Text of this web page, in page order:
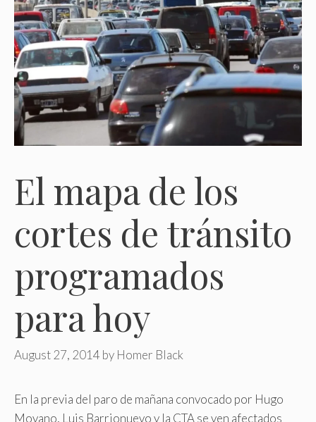
El mapa de los
cortes de tránsito
programados
para hoy
August 27, 2014 by Homer Black
En la previa del paro de mañana convocado por Hugo
Moyano, Luis Barrionuevo y la CTA se ven afectados